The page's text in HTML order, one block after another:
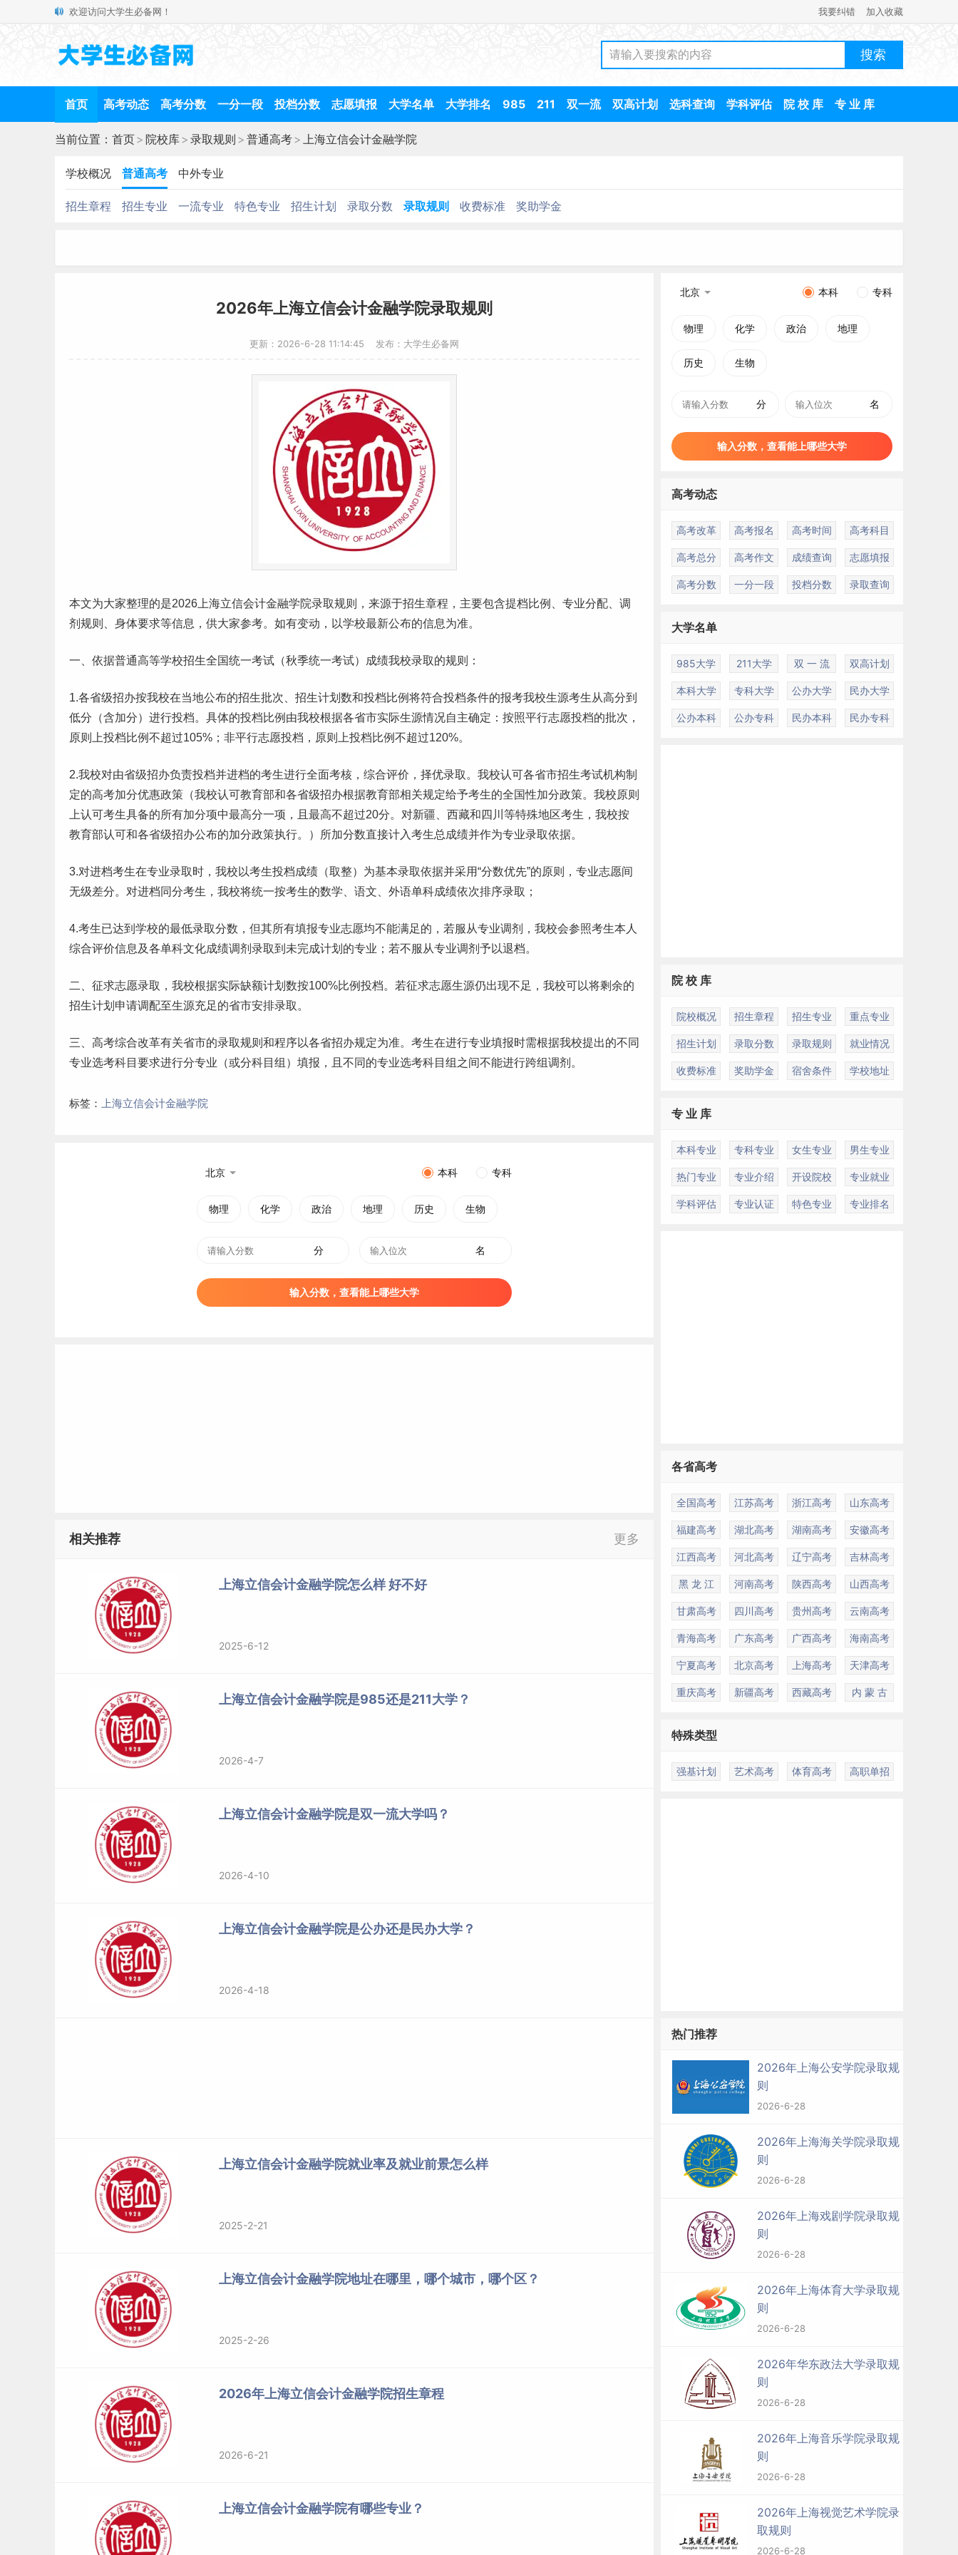
欢迎访问大学生必备网！ 我要纠错 加入收藏
首页 高考动态 高考分数 一分一段 投档分数 志愿填报 大学名单 大学排名 985 211 双一流 双高计划 选科查询 学科评估 院 校 库 专 业 库
当前位置： 首页> 院校库> 录取规则 > 普通高考> 上海立信会计金融学院
学校概况 普通高考 中外专业
招生章程 招生专业 一流专业 特色专业 招生计划 录取分数 录取规则 收费标准 奖助学金
2026年上海立信会计金融学院录取规则
更新：2026-6-28 11:14:45 发布：大学生必备网
本文为大家整理的是2026 上海立信会计金融学院录取规则，来源于招生章程，主要包含提档比例、专业分配、调
剂规则、身体要求等信息，供大家参考。如有变动，以学校最新公布的信息为准。
一、依据普通高等学校招生全国统一考试（秋季统一考试）成绩我校录取的规则：
1.各省级招办按我校在当地公布的招生批次、招生计划数和投档比例将符合投档条件的报考我校生源考生从高分到
低分（含加分）进行投档。具体的投档比例由我校根据各省市实际生源情况自主确定：按照平行志愿投档的批次，
原则上投档比例不超过105%；非平行志愿投档，原则上投档比例不超过120%。
2.我校对由省级招办负责投档并进档的考生进行全面考核，综合评价，择优录取。我校认可各省市招生考试机构制
定的高考加分优惠政策（我校认可教育部和各省级招办根据教育部相关规定给予考生的全国性加分政策。我校原则
上认可考生具备的所有加分项中最高分一项，且最高不超过20分。对新疆 西藏和 四川 等特殊地区考生，我校按
教育部认可和各省级招办公布的加分政策执行。）所加分数直接计入考生总成绩并作为专业录取依据。
3.对进档考生在专业录取时，我校以考生投档成绩（取整）为基本录取依据并采用“分数优先”的原则，专业志愿间
无级差分。对进档同分考生，我校将统一按考生的数学、语文、外语单科成绩依次排序录取；
4.考生已达到学校的最低录取分数，但其所有填报专业志愿均不能满足的，若服从专业调剂，我校会参照考生本人
综合评价信息及各单科文化成绩调剂录取到未完成计划的专业；若不服从专业调剂予以退档。
二、征求志愿录取，我校根据实际缺额计划数按100%比例投档。若征求志愿生源仍出现不足，我校可以将剩余的
招生计划申请调配至生源充足的省市安排录取。
三、高考综合改革有关省市的录取规则和程序以各省招办规定为准。考生在进行专业填报时需根据我校提出的不同
专业选考科目要求进行分专业（或分科目组）填报，且不同的专业选考科目组之间不能进行跨组调剂。
标签： 上海立信会计金融学院
北京 本科 专科
物理 化学 政治 地理 历史 生物
分 名
输入分数，查看能上哪些大学
相关推荐 更多
上海立信会计金融学院怎么样 好不好
2025-6-12
上海立信会计金融学院是985还是211大学？
2026-4-7
上海立信会计金融学院是双一流大学吗？
2026-4-10
上海立信会计金融学院是公办还是民办大学？
2026-4-18
上海立信会计金融学院就业率及就业前景怎么样
2025-2-21
上海立信会计金融学院地址在哪里，哪个城市，哪个区？
2025-2-26
2026年上海立信会计金融学院招生章程
2026-6-21
上海立信会计金融学院有哪些专业？
北京 本科 专科
物理 化学 政治 地理
历史 生物
分 名
输入分数，查看能上哪些大学
高考动态
高考改革 高考报名 高考时间 高考科目
高考总分 高考作文 成绩查询 志愿填报
高考分数 一分一段 投档分数 录取查询
大学名单
985大学 211大学 双 一 流 双高计划
本科大学 专科大学 公办大学 民办大学
公办本科 公办专科 民办本科 民办专科
院 校 库
院校概况 招生章程 招生专业 重点专业
招生计划 录取分数 录取规则 就业情况
收费标准 奖助学金 宿舍条件 学校地址
专 业 库
本科专业 专科专业 女生专业 男生专业
热门专业 专业介绍 开设院校 专业就业
学科评估 专业认证 特色专业 专业排名
各省高考
全国高考 江苏高考 浙江高考 山东高考
福建高考 湖北高考 湖南高考 安徽高考
江西高考 河北高考 辽宁高考 吉林高考
黑 龙 江 河南高考 陕西高考 山西高考
甘肃高考 四川高考 贵州高考 云南高考
青海高考 广东高考 广西高考 海南高考
宁夏高考 北京高考 上海高考 天津高考
重庆高考 新疆高考 西藏高考 内 蒙 古
特殊类型
强基计划 艺术高考 体育高考 高职单招
热门推荐
2026年上海公安学院录取规
则
2026-6-28
2026年上海海关学院录取规
则
2026-6-28
2026年上海戏剧学院录取规
则
2026-6-28
2026年上海体育大学录取规
则
2026-6-28
2026年华东政法大学录取规
则
2026-6-28
2026年上海音乐学院录取规
则
2026-6-28
2026年上海视觉艺术学院录
取规则
2026-6-28